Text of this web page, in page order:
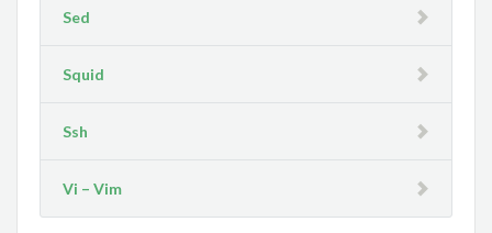
Sed
Squid
Ssh
Vi – Vim